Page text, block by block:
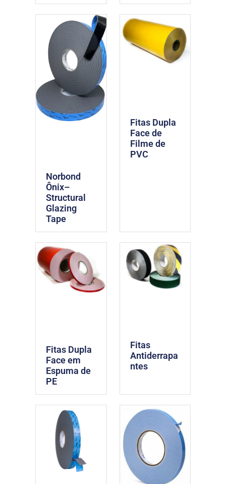
Norbond
Ônix–
Structural
Glazing
Tape
Fitas Dupla
Face de
Filme de
PVC
Fitas Dupla
Face em
Espuma de
PE
Fitas
Antiderrapa
ntes